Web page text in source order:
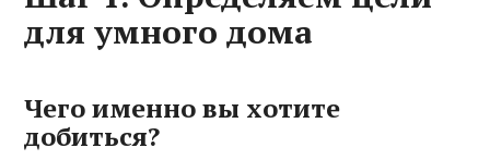
для умного дома
Чего именно вы хотите
добиться?